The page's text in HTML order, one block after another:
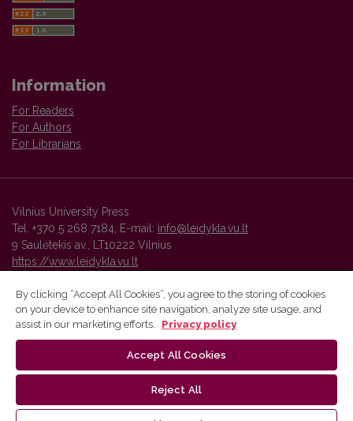
Information
For Readers
For Authors
For Librarians
Vilnius University Press
Tel. +370 5 268 7184, E-mail: info@leidykla.vu.lt
9 Saulėtekis av., LT10222 Vilnius
https://www.leidykla.vu.lt
Vilnius University Press platform and metadata are distributed by
By clicking “Accept All Cookies”, you agree to the storing of cookies
on your device to enhance site navigation, analyze site usage, and
assist in our marketing efforts.
Privacy policy
Accept All Cookies
Reject All